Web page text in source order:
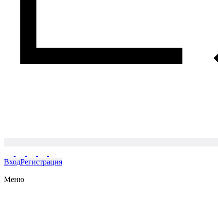
ВходРегистрация
Меню